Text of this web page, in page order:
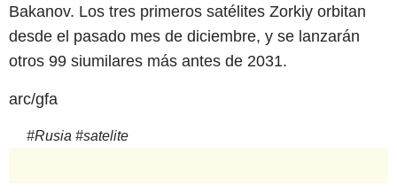
Bakanov. Los tres primeros satélites Zorkiy orbitan
desde el pasado mes de diciembre, y se lanzarán
otros 99 siumilares más antes de 2031.
arc/gfa
#Rusia #satelite